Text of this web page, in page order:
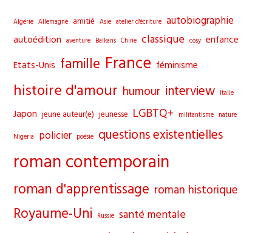
Algérie Allemagne amitié Asie atelier d'écriture autobiographie
autoédition aventure Balkans Chine classique cosy
enfance
Etats-Unis famille France féminisme
histoire d'amour humour interview Italie
Japon jeune auteur(e) jeunesse LGBTQ+ militantisme nature
Nigeria policier poésie questions existentielles
roman contemporain
roman d'apprentissage roman historique
Royaume-Uni Russie santé mentale